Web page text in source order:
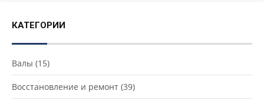
КАТЕГОРИИ
Валы (15)
Восстановление и ремонт (39)